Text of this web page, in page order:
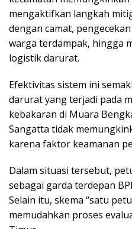
mengaktifkan langkah
dengan camat,
warga terdampak, hingga
logistik darurat.
Efektivitas sistem ini
darurat yang terjadi pada
kebakaran di Muara
Sangatta tidak
karena faktor keamanan
Dalam situasi tersebut,
sebagai garda terdepan
Selain itu, skema “satu
memudahkan proses